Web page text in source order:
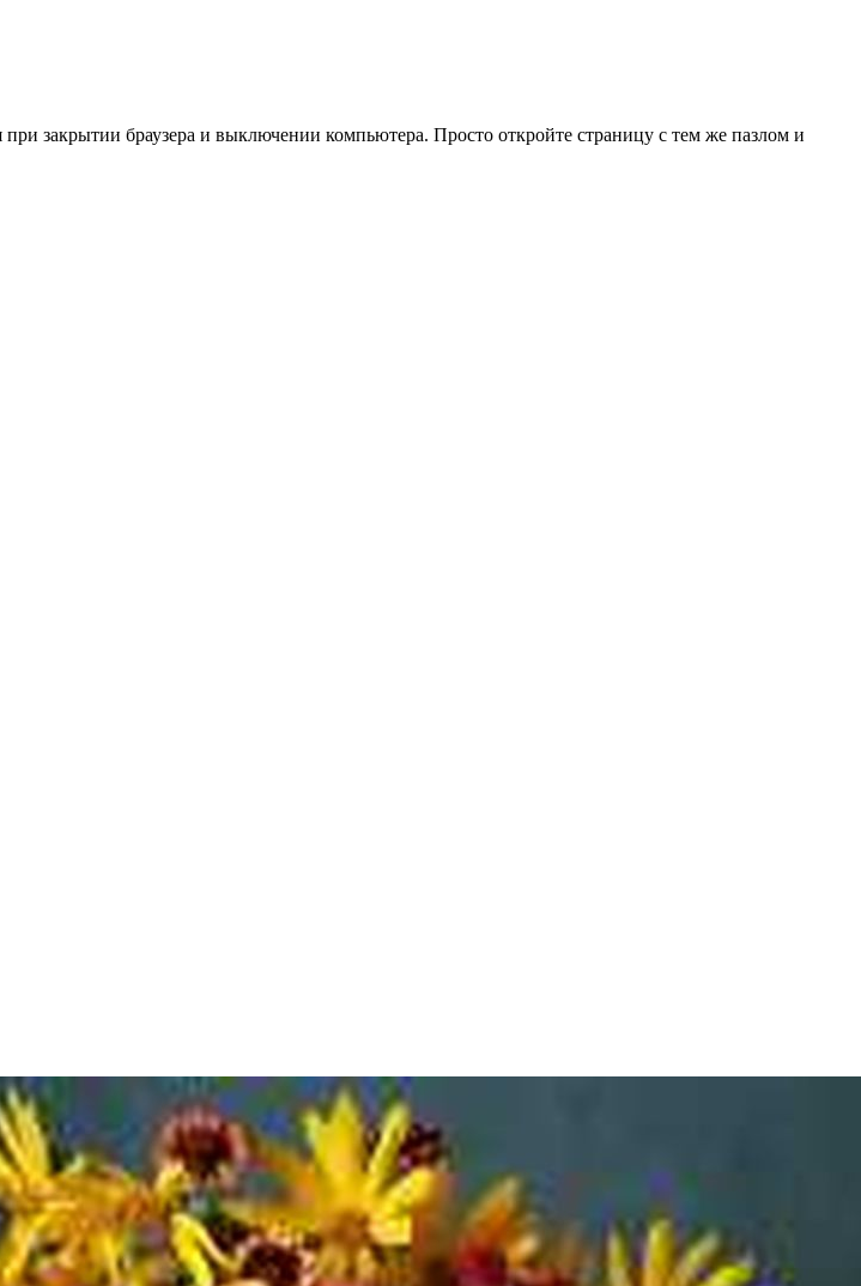
закрытии браузера и выключении компьютера. Просто откройте страницу с тем же пазлом и